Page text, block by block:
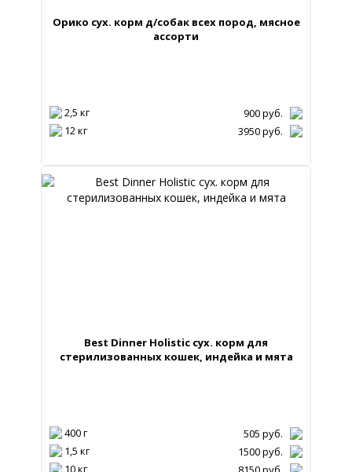
Орико сух. корм д/собак всех пород, мясное
ассорти
2,5 кг 900руб.
12 кг
3950руб.
Best Dinner Holistic сух. корм для
стерилизованных кошек, индейка и мята
400 г 505 руб.
1,5 кг
1500руб.
10 кг